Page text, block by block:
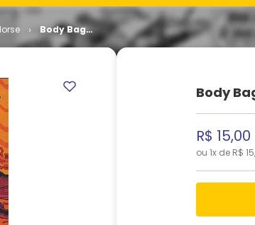
Body Bags
- Os
Body
R$ 15,00
ou 1x de R$ 15,